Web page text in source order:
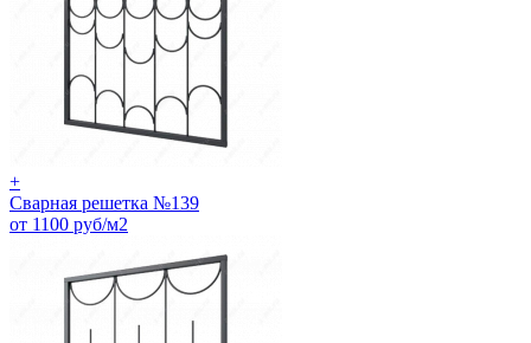
+
Сварная решетка №139
от 1100 руб/м2